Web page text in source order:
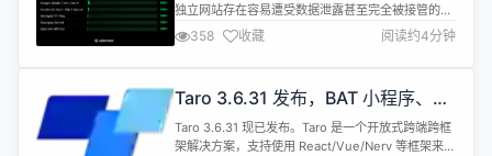
独立网站存在容易遭受数据泄露甚至完全被接管的威
胁。 研究小组通过对公开暴露的环境文件（.env）
进行了调查，这些文件包含密码、API 密钥和网站访
问数据库、邮件服务器、支付处理器、内容管理系统
显示，数千名网站所有者没有对密钥进行保护。导致
这些网站不仅...
358 收藏 阅读约4分钟
Taro 3.6.31 发布，BAT 小程序、
H5 与 RN 端统一框架
Taro 3.6.31 现已发布。Taro 是一个开放式跨端跨框
架解决方案，支持使用 React/Vue/Nerv 等框架来开